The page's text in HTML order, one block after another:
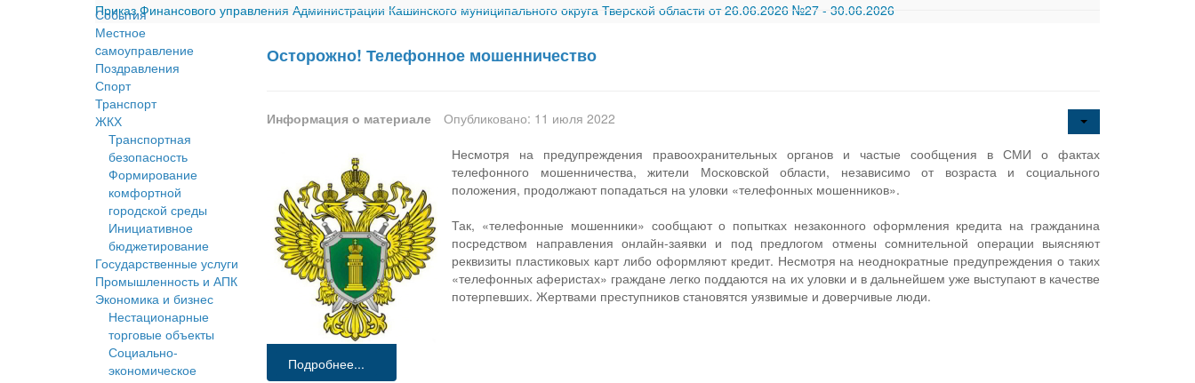
Приказ Финансового управления Администрации Кашинского муниципального округа Тверской области от 26.06.2026 №27 - 30.06.2026
События
Местное
cамоуправление
Поздравления
Спорт
Транспорт
ЖКХ
Транспортная
безопасность
Формирование
комфортной
городской среды
Инициативное
бюджетирование
Государственные услуги
Промышленность и АПК
Экономика и бизнес
Нестационарные
торговые объекты
Социально-
экономическое
Осторожно! Телефонное мошенничество
Информация о материале
Опубликовано: 11 июля 2022
Несмотря на предупреждения правоохранительных органов и частые сообщения в СМИ о фактах
телефонного мошенничества, жители Московской области, независимо от возраста и социального
положения, продолжают попадаться на уловки «телефонных мошенников».
Так, «телефонные мошенники» сообщают о попытках незаконного оформления кредита на гражданина
посредством направления онлайн-заявки и под предлогом отмены сомнительной операции выясняют
реквизиты пластиковых карт либо оформляют кредит. Несмотря на неоднократные предупреждения о таких
«телефонных аферистах» граждане легко поддаются на их уловки и в дальнейшем уже выступают в качестве
потерпевших. Жертвами преступников становятся уязвимые и доверчивые люди.
Подробнее...